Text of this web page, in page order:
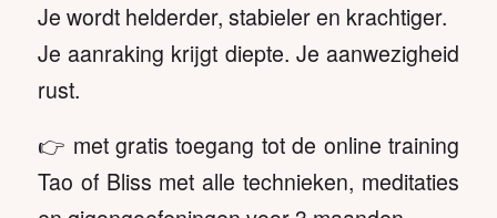
Je wordt helderder, stabieler en krachtiger.
Je aanraking krijgt diepte. Je aanwezigheid
rust.
👉 met gratis toegang tot de online training
Tao of Bliss met alle technieken, meditaties